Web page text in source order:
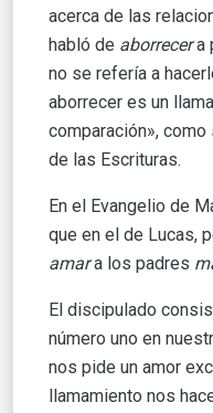
acerca de las
habló de aborrecera
no se refería a
aborrecer es un
comparación»,
de las Escrituras.
En el Evangelio de
que en el de Lucas,
amara los padres
El discipulado
número uno en
nos pide un amor
llamamiento nos